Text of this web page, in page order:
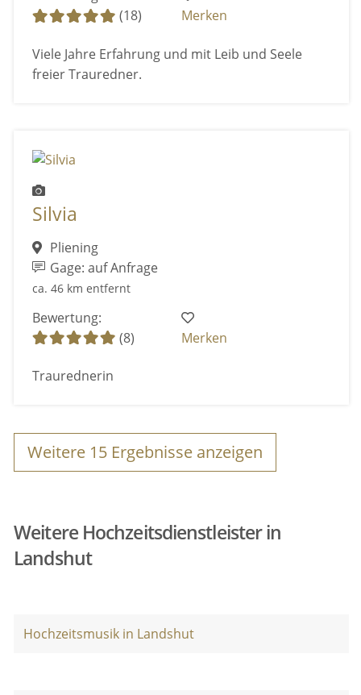
(18)
Merken
Viele Jahre Erfahrung und mit Leib und Seele
freier Trauredner.
Silvia
Pliening
Gage: auf Anfrage
ca. 46 km entfernt
Bewertung:
(8)
Merken
Traurednerin
Weitere 15 Ergebnisse anzeigen
Weitere Hochzeitsdienstleister in
Landshut
Hochzeitsmusik in Landshut